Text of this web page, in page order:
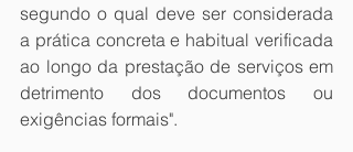
segundo o qual deve ser considerada
a prática concreta e habitual verificada
ao longo da prestação de serviços em
detrimento dos documentos ou
exigências formais".